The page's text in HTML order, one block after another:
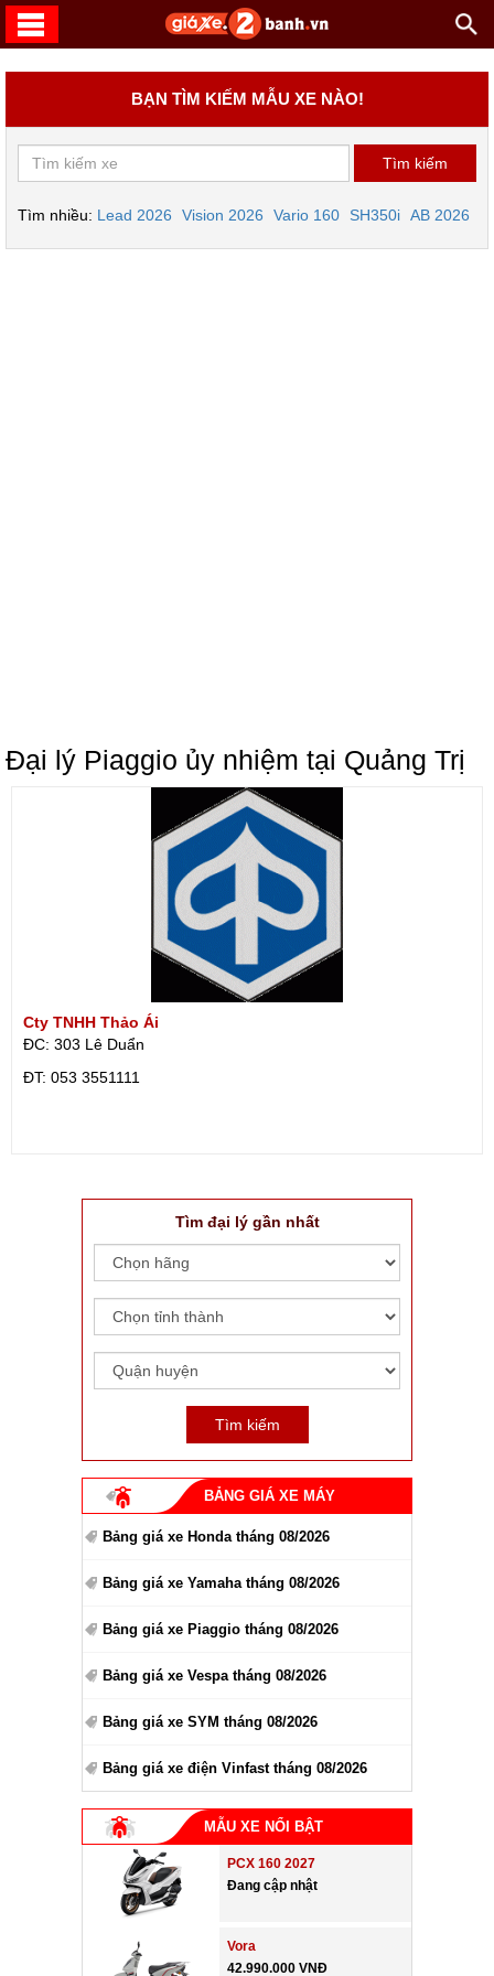
BẠN TÌM KIẾM MẪU XE NÀO!
Tìm nhiều: Lead 2026 Vision 2026 Vario 160 SH350i AB 2026
Đại lý Piaggio ủy nhiệm tại Quảng Trị
Cty TNHH Thảo Ái
ĐC: 303 Lê Duẩn
ÐT: 053 3551111
Tìm đại lý gần nhất
BẢNG GIÁ XE MÁY
Bảng giá xe Honda tháng 08/2026
Bảng giá xe Yamaha tháng 08/2026
Bảng giá xe Piaggio tháng 08/2026
Bảng giá xe Vespa tháng 08/2026
Bảng giá xe SYM tháng 08/2026
Bảng giá xe điện Vinfast tháng 08/2026
MẪU XE NỔI BẬT
PCX 160 2027
Đang cập nhật
Vora
42.990.000 VNĐ